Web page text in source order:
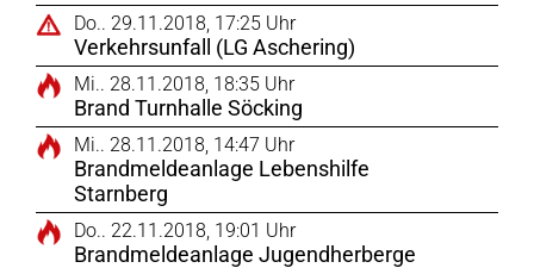
Do.. 29.11.2018, 17:25 Uhr
Verkehrsunfall (LG Aschering)
Mi.. 28.11.2018, 18:35 Uhr
Brand Turnhalle Söcking
Mi.. 28.11.2018, 14:47 Uhr
Brandmeldeanlage Lebenshilfe
Starnberg
Do.. 22.11.2018, 19:01 Uhr
Brandmeldeanlage Jugendherberge